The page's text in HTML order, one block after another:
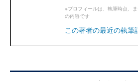
※プロフィールは、執筆時点、
の内容です
この著者の最近の執筆